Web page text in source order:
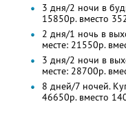
3 дня/2 ночи в
15850р. вместо
2 дня/1 ночь в
месте: 21550р.
3 дня/2 ночи в
месте: 28700р.
8 дней/7 ночей.
46650р. вместо